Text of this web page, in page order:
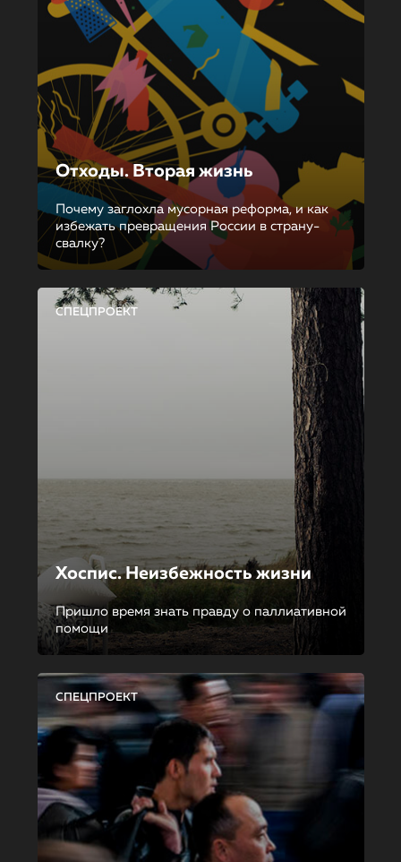
Отходы. Вторая жизнь
Почему заглохла мусорная реформа, и как
избежать превращения России в страну-
свалку?
СПЕЦПРОЕКТ
Хоспис. Неизбежность жизни
Пришло время знать правду о паллиативной
помощи
СПЕЦПРОЕКТ